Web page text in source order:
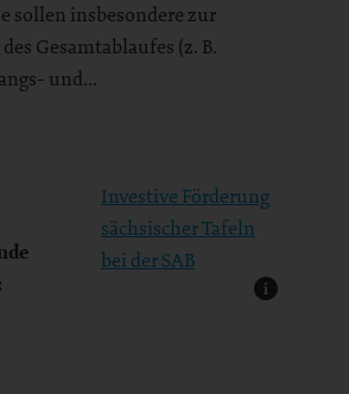
sollen insbesondere zur
Gesamtablaufes (z. B.
und…
Investive Förderung
sächsischer Tafeln
bei der SAB